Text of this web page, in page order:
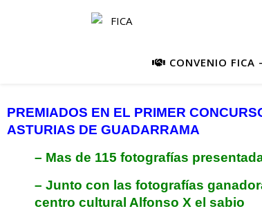
CONVENIO FICA
PREMIADOS EN EL PRIMER
ASTURIAS DE GUADARRAMA
– Mas de 115 fotografías
– Junto con las fotografías
centro cultural Alfonso X el sabio